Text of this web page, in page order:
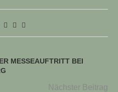
MESSEAUFTRITT BEI
Nächster Beitrag